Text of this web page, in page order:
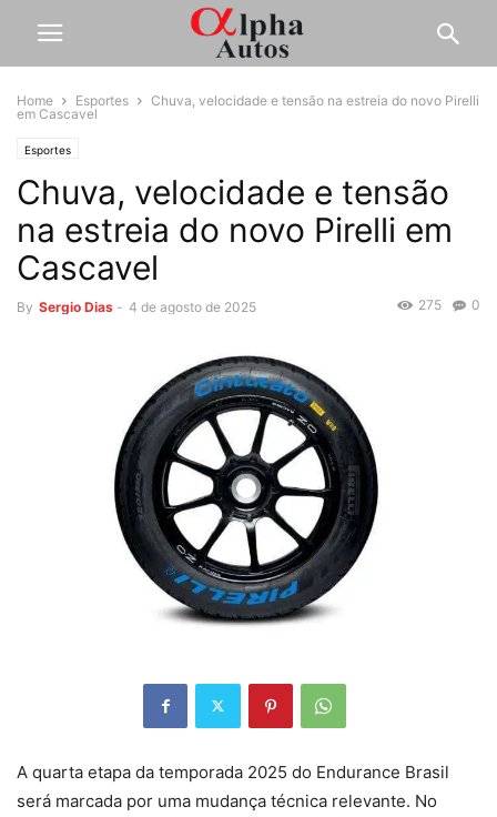
Home Esportes
Chuva, velocidade e tensão na estreia do novo Pirelli
em Cascavel
Esportes
Chuva, velocidade e tensão
na estreia do novo Pirelli em
Cascavel
By Sergio Dias - 4 de agosto de 2025 0
275
A quarta etapa da temporada 2025 do Endurance Brasil
será marcada por uma mudança técnica relevante. No